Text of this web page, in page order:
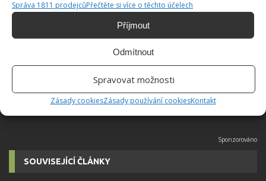
Správa 1811 prodejcůPřečtěte si více o těchto účelech
Příjmout
Odmítnout
Spravovat možnosti
Zásady cookiesZásady používání cookiesKontakt
Jiří Kolář
Absolvent České zemědělské
univerzity, který je již od malička
velkým kutilem. V podstatě vše, co je
možné najít v j...[Více o autorovi]
SOUVISEJÍCÍ ČLÁNKY